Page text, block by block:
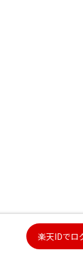
楽天IDでロ